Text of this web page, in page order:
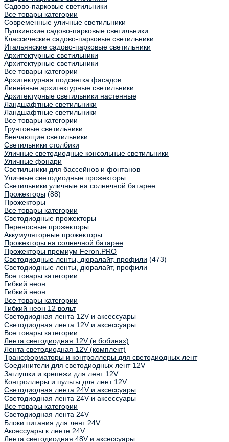
Садово-парковые светильники
Все товары категории
Современные уличные светильники
Пушкинские садово-парковые светильники
Классические садово-парковые светильники
Итальянские садово-парковые светильники
Архитектурные светильники
Архитектурные светильники
Все товары категории
Архитектурная подсветка фасадов
Линейные архитектурные светильники
Архитектурные светильники настенные
Ландшафтные светильники
Ландшафтные светильники
Все товары категории
Грунтовые светильники
Венчающие светильники
Светильники столбики
Уличные светодиодные консольные светильники
Уличные фонари
Светильники для бассейнов и фонтанов
Уличные светодиодные прожекторы
Светильники уличные на солнечной батарее
Прожекторы (88)
Прожекторы
Все товары категории
Светодиодные прожекторы
Переносные прожекторы
Аккумуляторные прожекторы
Прожекторы на солнечной батарее
Прожекторы премиум Feron.PRO
Светодиодные ленты, дюралайт, профили (473)
Светодиодные ленты, дюралайт, профили
Все товары категории
Гибкий неон
Гибкий неон
Все товары категории
Гибкий неон 12 вольт
Светодиодная лента 12V и аксессуары
Светодиодная лента 12V и аксессуары
Все товары категории
Лента светодиодная 12V (в бобинах)
Лента светодиодная 12V (комплект)
Трансформаторы и контроллеры для светодиодных лент
Соединители для светодиодных лент 12V
Заглушки и крепежи для лент 12V
Контроллеры и пульты для лент 12V
Светодиодная лента 24V и аксессуары
Светодиодная лента 24V и аксессуары
Все товары категории
Светодиодная лента 24V
Блоки питания для лент 24V
Аксессуары к ленте 24V
Лента светодиодная 48V и аксессуары